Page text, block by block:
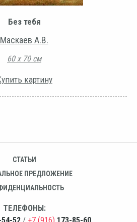
Без тебя
Маскаев А.В.
60 х 70 см
картину
СТАТЬИ
ПРЕДЛОЖЕНИЕ
ТЕЛЕФОНЫ: